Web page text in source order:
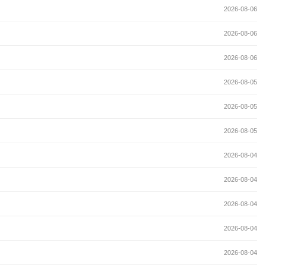
2026-08-06
2026-08-06
2026-08-06
2026-08-05
2026-08-05
2026-08-05
2026-08-04
2026-08-04
2026-08-04
2026-08-04
2026-08-04